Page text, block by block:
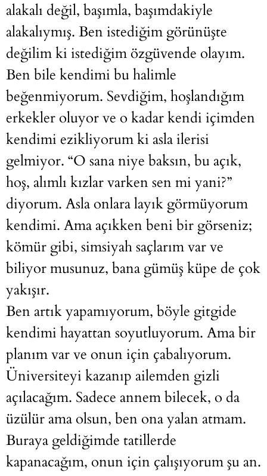
alakalı değil, başımla, başımdakiyle
alakalıymış. Ben istediğim görünüşte
değilim ki istediğim özgüvende olayım.
Ben bile kendimi bu halimle
beğenmiyorum. Sevdiğim, hoşlandığım
erkekler oluyor ve o kadar kendi içimden
kendimi ezikliyorum ki asla ilerisi
gelmiyor. “O sana niye baksın, bu açık,
hoş, alımlı kızlar varken sen mi yani?”
diyorum. Asla onlara layık görmüyorum
kendimi. Ama açıkken beni bir görseniz;
kömür gibi, simsiyah saçlarım var ve
biliyor musunuz, bana gümüş küpe de çok
yakışır.
Ben artık yapamıyorum, böyle gitgide
kendimi hayattan soyutluyorum. Ama bir
planım var ve onun için çabalıyorum.
Üniversiteyi kazanıp ailemden gizli
açılacağım. Sadece annem bilecek, o da
üzülür ama olsun, ben ona yalan atmam.
Buraya geldiğimde tatillerde
kapanacağım, onun için çalışıyorum şu an.